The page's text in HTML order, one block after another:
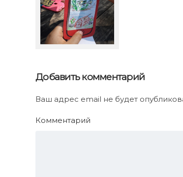
Добавить комментарий
Ваш адрес email не будет
Комментарий